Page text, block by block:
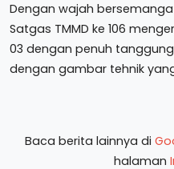
Dengan wajah
Satgas TMMD ke 106
03 dengan penuh
dengan gambar tehnik
Baca berita lainnya di
halaman